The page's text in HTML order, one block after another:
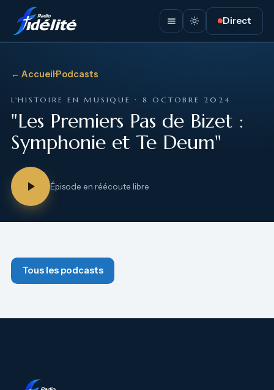
Direct
← Accueil·Podcasts
L'HISTOIRE EN MUSIQUE · 8 OCTOBRE 2024
"Les Premiers Pas de Bizet :
Symphonie et Te Deum"
Épisode en réécoute libre
Tous les podcasts